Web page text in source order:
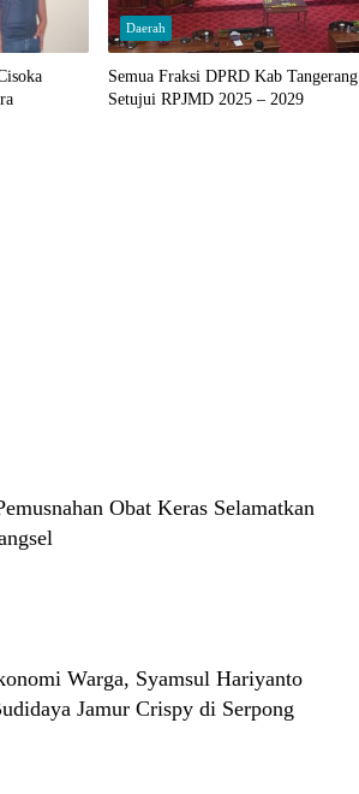
Daerah
Semua Fraksi DPRD Kab Tangerang
Setujui RPJMD 2025 – 2029
Obat Keras Selamatkan
Warga, Syamsul Hariyanto
Jamur Crispy di Serpong